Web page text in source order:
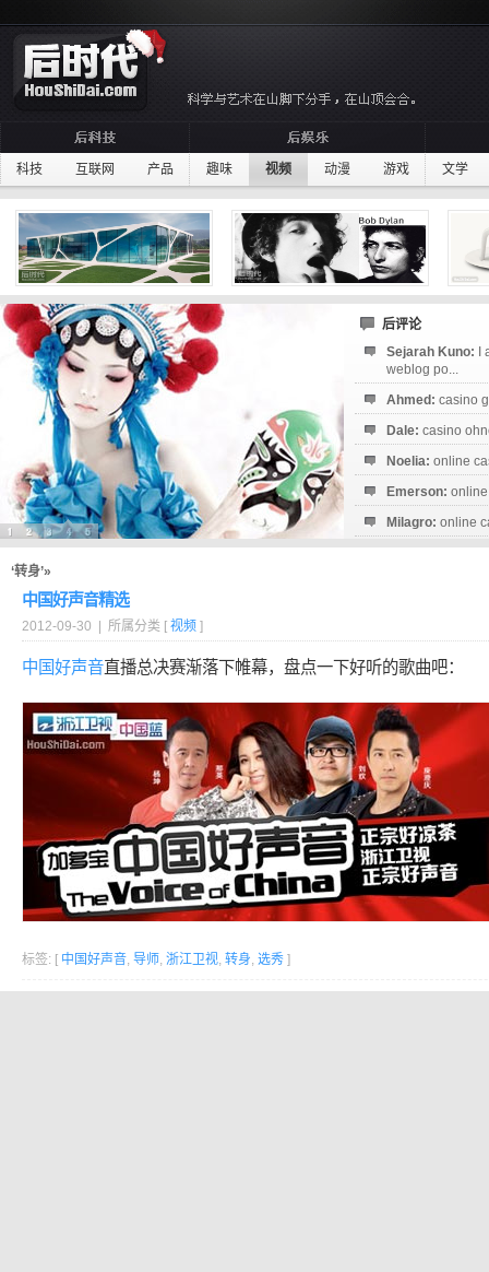
科技 互联网 产品 趣味 视频 动漫 游戏 文学
后评论
Sejarah Kuno:
weblog po...
Ahmed: casino
Dale: casino
Noelia: online
Emerson:
Milagro: online
‘转身’»
中国好声音精选
2012-09-30 | 所属分类 [ 视频 ]
中国好声音直播总决赛渐落下帷幕，盘点一下好听的歌曲吧：
标签: [ 中国好声音, 导师, 浙江卫视, 转身, 选秀 ]